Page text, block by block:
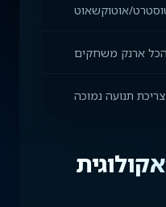
אוטוקשאוט
ארנק משחקים
צריכת תנועה נמוכה